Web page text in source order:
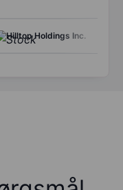
Hilltop Holdings Inc.